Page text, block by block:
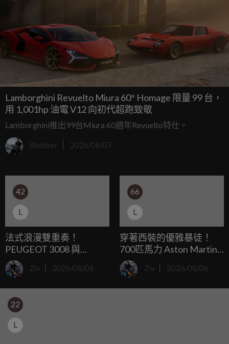
Lamborghini Revuelto Miura 60° Homage 限量 99 台，
用 1,001hp 油電 V12 向初代超跑致敬
Lamborghini推出99台Miura 60週年Revuelto特仕。
Webber 2026/08/07
42
L
法式浪漫雙重奏！
PEUGEOT 3008 與
CITROËN C5 AIRCROSS
新世代油電休旅體驗
Ziv 2026/08/06
66
L
穿著西裝的優雅暴徒！
700匹馬力 Aston Martin
DB12 S 挾1,488萬起售價
抵台
Ziv 2026/08/06
22
L